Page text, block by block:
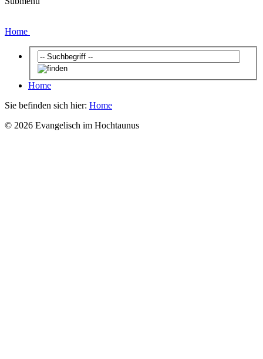
Home
Home
Sie befinden sich hier: Home
© 2026 Evangelisch im Hochtaunus